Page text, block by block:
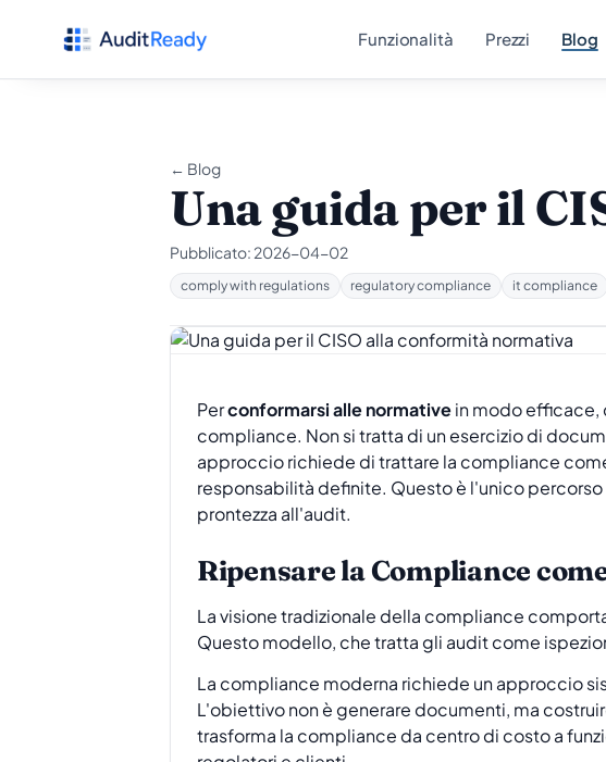
Funzionalità Prezzi Blog
← Blog
Una guida per il
Pubblicato: 2026-04-02
comply with regulations regulatory compliance it compliance
Perconformarsi alle normativein modo efficace,
compliance. Non si tratta di un esercizio di
approccio richiede di trattare la compliance
responsabilità definite. Questo è l'unico
prontezza all'audit.
Ripensare la Compliance
La visione tradizionale della compliance
Questo modello, che tratta gli audit come
La compliance moderna richiede un approccio
L'obiettivo non è generare documenti, ma
trasforma la compliance da centro di costo a